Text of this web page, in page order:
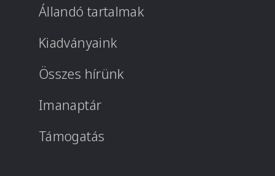
Állandó tartalmak
Kiadványaink
Összes hírünk
Imanaptár
Támogatás